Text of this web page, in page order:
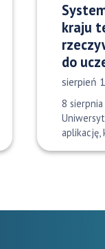
kraju
do
Data
sierpień
8 sierpnia